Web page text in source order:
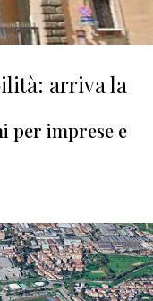
arriva la
per imprese e